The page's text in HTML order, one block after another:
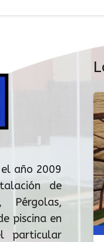
año 2009
de
piscina en
particular